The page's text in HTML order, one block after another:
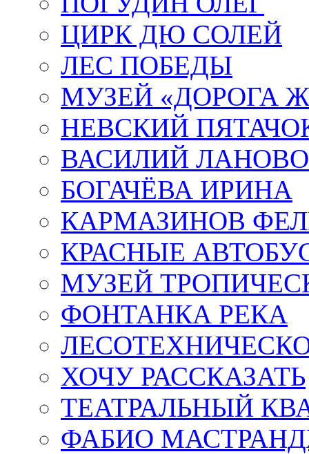
ЦИРК ДЮ СОЛЕЙ
ЛЕС ПОБЕДЫ
МУЗЕЙ «ДОРОГА
НЕВСКИЙ
ВАСИЛИЙ
БОГАЧЁВА ИРИНА
КАРМАЗИНОВ
КРАСНЫЕ
МУЗЕЙ
ФОНТАНКА РЕКА
ХОЧУ РАССКАЗАТЬ
ТЕАТРАЛЬНЫЙ
ФАБИО